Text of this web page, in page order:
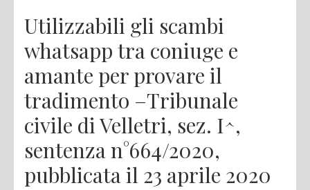
Utilizzabili gli scambi
whatsapp tra coniuge e
amante per provare il
tradimento –Tribunale
civile di Velletri, sez. I^,
sentenza n°664/2020,
pubblicata il 23 aprile 2020